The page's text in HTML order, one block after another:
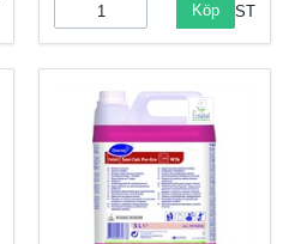
Köp ST